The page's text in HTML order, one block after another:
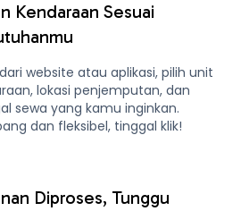
Kendaraan Sesuai
website atau aplikasi, pilih unit
lokasi penjemputan, dan
sewa yang kamu inginkan.
dan fleksibel, tinggal klik!
Diproses, Tunggu